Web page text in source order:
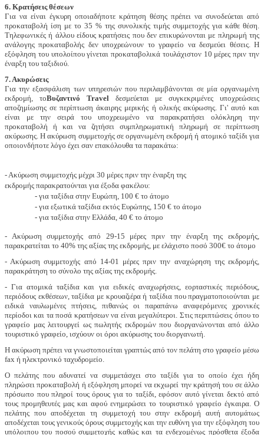
6. Κρατήσεις θέσεων
Για να είναι έγκυρη οποιαδήποτε κράτηση θέσης πρέπει να συνοδεύεται από
προκαταβολή ίση με το 35 % της συνολικής τιμής συμμετοχής για κάθε θέση.
Τηλεφωνικές ή άλλου είδους κρατήσεις που δεν επικυρώνονται με πληρωμή της
ανάλογης προκαταβολής δεν υποχρεώνουν το γραφείο να δεσμεύει θέσεις. Η
εξόφληση του υπολοίπου γίνεται προκαταβολικά τουλάχιστον 10 μέρες πριν την
έναρξη του ταξιδιού.
7. Ακυρώσεις
Για την εξασφάλιση των υπηρεσιών που περιλαμβάνονται σε μία οργανωμένη
εκδρομή, τοΒυζαντινό Travelδεσμεύεται με συγκεκριμένες υποχρεώσεις
αποζημίωσης σε περίπτωση άκαιρης μερικής ή ολικής ακύρωσης. Γι' αυτό και
είναι με την σειρά του υποχρεωμένο να παρακρατήσει ολόκληρη την
προκαταβολή ή και να ζητήσει συμπληρωματική πληρωμή σε περίπτωση
ακύρωσης. Η ακύρωση συμμετοχής σε οργανωμένη εκδρομήή ατομικό ταξίδιγια
οποιονδήποτε λόγο έχει σαν επακόλουθα τα παρακάτω:
- Ακύρωση συμμετοχής μέχρι 30 μέρες πριν την έναρξη της
εκδρομής παρακρατούνται για έξοδα φακέλου:
- για ταξίδια στην Ευρώπη, 100 € το άτομο
- για εξωτικά ταξίδια εκτός Ευρώπης, 150 € το άτομο
- για ταξίδια στην Ελλάδα, 40 € το άτομο
- Ακύρωση συμμετοχής από 29-15 μέρες πριν την έναρξη της εκδρομής,
παρακρατείται το 40% της αξίας της εκδρομής, με ελάχιστο ποσό 300€ το άτομο
- Ακύρωση συμμετοχής από 14-01 μέρες πριν την αναχώρηση της εκδρομής,
παρακράτηση το σύνολο της αξίας της εκδρομής.
- Για ατομικά ταξίδια και για ειδικές αναχωρήσεις, εορταστικές περιόδους,
περιόδους εκθέσεων, ταξίδια με κρουαζιέρα ή ταξίδια που πραγματοποιούνται με
ειδικά ναυλωμένες πτήσεις, πιθανώς οι παραπάνω αναφερόμενες χρονικές
περίοδοι και τα ποσά κρατήσεων να είναι μεγαλύτεροι. Στις περιπτώσεις όπου το
γραφείο μας λειτουργεί ως πωλητής εκδρομών που διοργανώνονται από άλλο
τουριστικό γραφείο, ισχύουν οι όροι ακύρωσης του διοργανωτή.
Η ακύρωση πρέπει να γνωστοποιείται γραπτώς από τον πελάτη στο γραφείο μέσω
fax ή ηλεκτρονικό ταχυδρομείο.
Ο πελάτης που αδυνατεί να συμμετάσχει στο ταξίδι για το οποίο έχει ήδη
πληρώσει προκαταβολή ή εξόφληση μπορεί να εκχωρεί την κράτησή του σε άλλο
πρόσωπο που πληροί τους όρους για το ταξίδι, εφόσον αυτό γίνεται δεκτό από
τους προμηθευτές μας και αφού ενημερώσει το τουριστικό γραφείο έγκαιρα. Ο
πελάτης που αποδέχεται τη συμμετοχή του στην εκδρομή αυτή αυτομάτως
αποδέχεται τους γενικούς όρους συμμετοχής και την ευθύνη για την εξόφληση του
υπόλοιπου του ποσού συμμετοχής καθώς και τα ενδεχομένως πρόσθετα έξοδα